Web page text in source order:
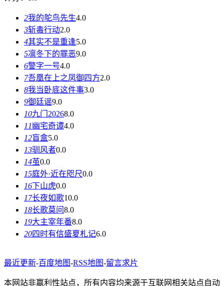
2我的鸵鸟先生4.0
3斩毒行动2.0
4其实不是重逢5.0
5凛冬下的罪恶9.0
6警字一号4.0
7吾凰在上之凤御四方2.0
8我当卧底这件事3.0
9御廷谣9.0
10九门20268.0
11 幽宅奇谭4.0
12盲盒5.0
13驯风者0.0
14茧0.0
15庭外·近在咫尺0.0
16下山虎0.0
17长夜如歌10.0
18长歌莫问8.0
19大主宰年番8.0
20四时有信盛夏札记6.0
最近更新-百度地图-RSS地图-留言求片
本网站非赢利性站点，所有内容均来源于互联网相关站点自动